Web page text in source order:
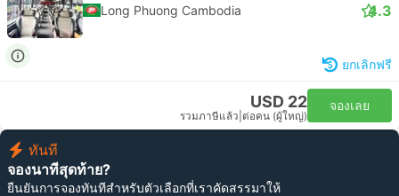
Long Phuong Cambodia 4.3
ยกเลิกฟรี
USD 22
รวมภาษีแล้ว ต่อคน (ผู้ใหญ่)
จองเลย
ทันที
จองนาทีสุดท้าย?
ยืนยันการจองทันทีสำหรับตัวเลือกที่เราคัดสรรมาให้